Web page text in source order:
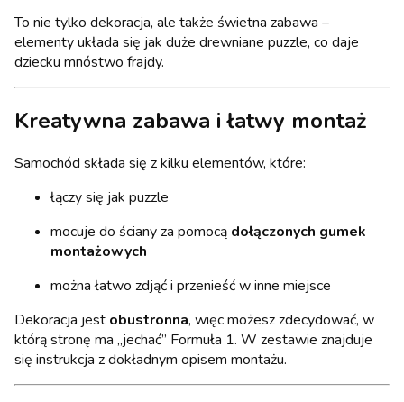
To nie tylko dekoracja, ale także świetna zabawa –
elementy układa się jak duże drewniane puzzle, co daje
dziecku mnóstwo frajdy.
Kreatywna zabawa i łatwy montaż
Samochód składa się z kilku elementów, które:
łączy się jak puzzle
mocuje do ściany za pomocą dołączonych gumek
montażowych
można łatwo zdjąć i przenieść w inne miejsce
Dekoracja jest obustronna, więc możesz zdecydować, w
którą stronę ma „jechać” Formuła 1. W zestawie znajduje
się instrukcja z dokładnym opisem montażu.